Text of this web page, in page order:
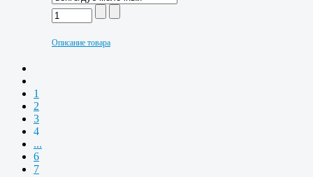
Описание товара
1
2
3
4
...
6
7